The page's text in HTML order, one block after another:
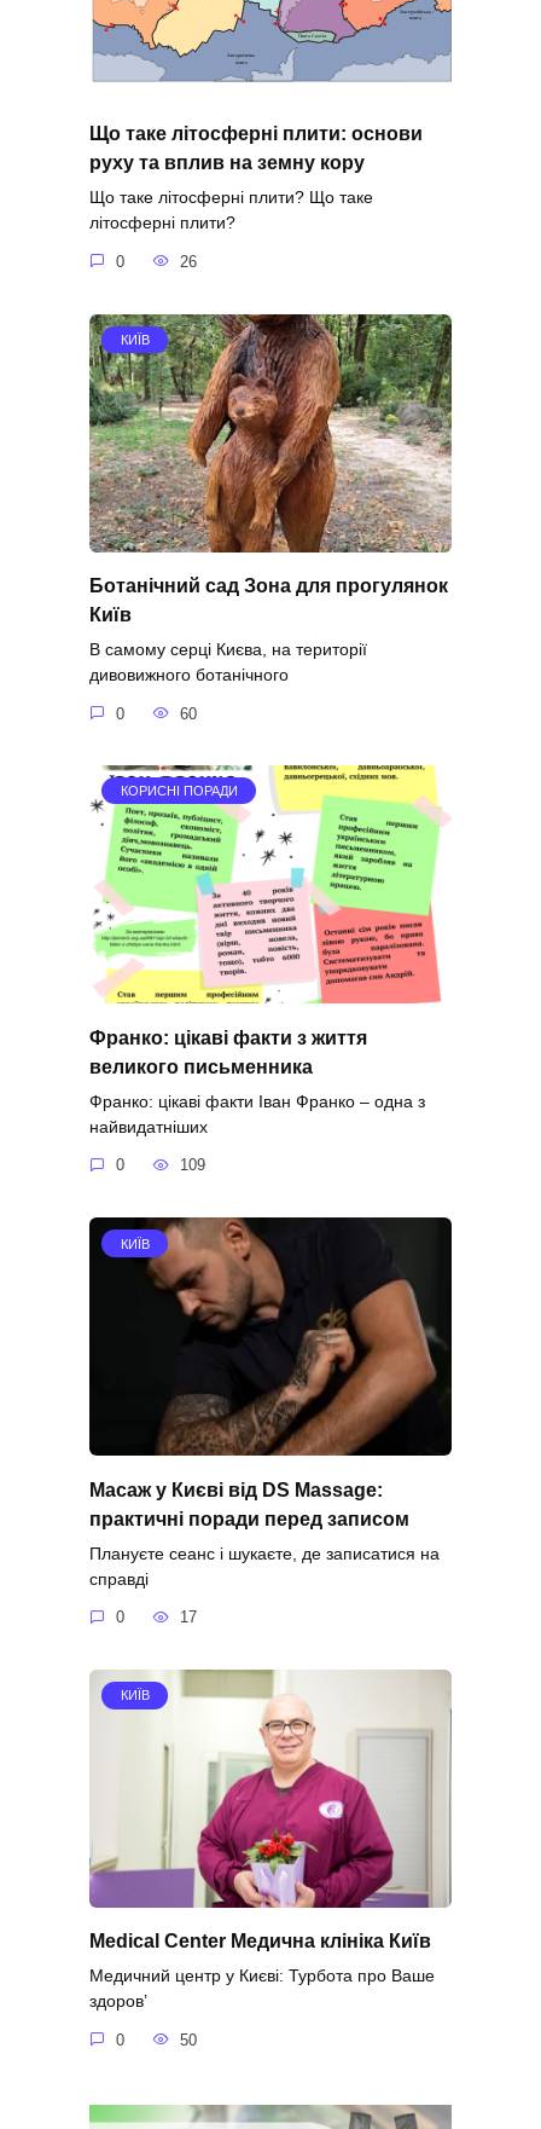
Що таке літосферні плити: основи
руху та вплив на земну кору
Що таке літосферні плити? Що таке
літосферні плити?
0 26
КИЇВ
Ботанічний сад Зона для прогулянок
Київ
В самому серці Києва, на території
дивовижного ботанічного
0 60
КОРИСНІ ПОРАДИ
Франко: цікаві факти з життя
великого письменника
Франко: цікаві факти Іван Франко – одна з
найвидатніших
0 109
КИЇВ
Масаж у Києві від DS Massage:
практичні поради перед записом
Плануєте сеанс і шукаєте, де записатися на
справді
0 17
КИЇВ
Medical Center Медична клініка Київ
Медичний центр у Києві: Турбота про Ваше
здоров’
0 50